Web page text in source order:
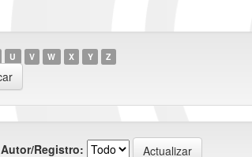
U V W X Y Z
Autor/Registro: